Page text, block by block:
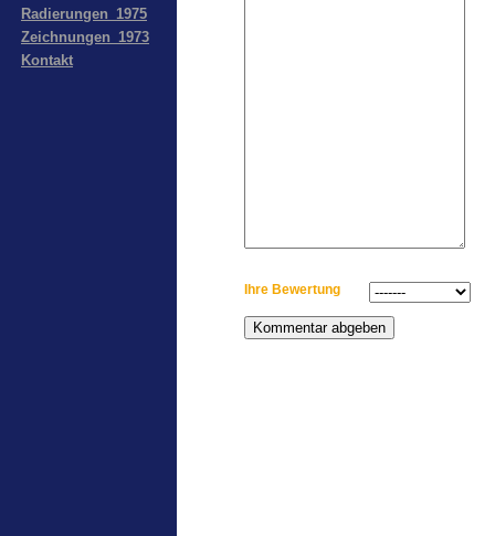
Radierungen_1975
Zeichnungen_1973
Kontakt
Ihre Bewertung